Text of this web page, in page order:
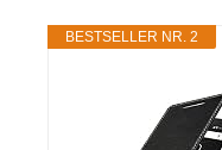
BESTSELLER NR. 2